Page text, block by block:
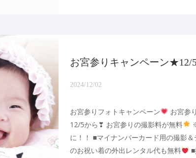
お宮参りキャンペーン★12/
2024/12/02
お宮参りフォトキャンペーン お宮参
12/5から❣ お宮参りの撮影料が無料
に！！ ■マイナンバーカード用の撮影
のお祝い着の外出レンタル代も無料